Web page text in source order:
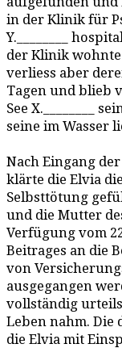
in der Klinik für
Y.________
der Klinik
verliess aber
Tagen und blieb
See X.________
seine im Wasser
Nach Eingang
klärte die Elvia
Selbsttötung
und die Mutter
Verfügung vom
Beitrages an die
von
ausgegangen
vollständig
Leben nahm. Die
die Elvia mit